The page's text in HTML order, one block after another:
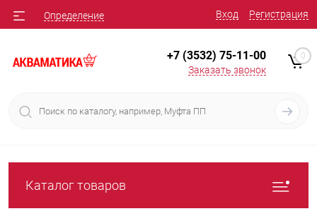
Вход Регистрация
Определение
+7 (3532) 75-11-00
Заказать звонок
0
Каталог товаров